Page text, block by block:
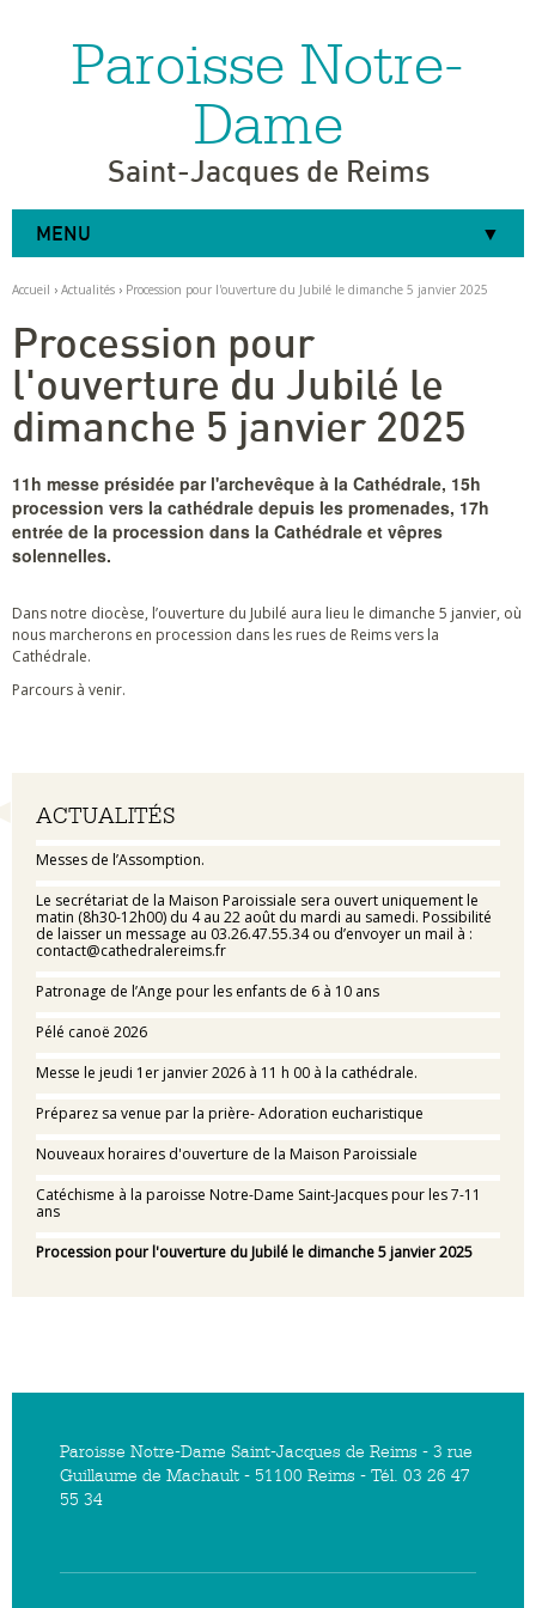
Paroisse Notre-
Dame
Saint-Jacques de Reims
MENU
Accueil › Actualités › Procession pour l'ouverture du Jubilé le dimanche 5 janvier 2025
Navigation
ACTUALITÉS
Messes de l’Assomption.
Le secrétariat de la Maison Paroissiale sera ouvert uniquement le
matin (8h30-12h00) du 4 au 22 août du mardi au samedi. Possibilité
de laisser un message au 03.26.47.55.34 ou d’envoyer un mail à :
contact@cathedralereims.fr
Patronage de l’Ange pour les enfants de 6 à 10 ans
Pélé canoë 2026
Messe le jeudi 1er janvier 2026 à 11 h 00 à la cathédrale.
Préparez sa venue par la prière- Adoration eucharistique
Nouveaux horaires d'ouverture de la Maison Paroissiale
Catéchisme à la paroisse Notre-Dame Saint-Jacques pour les 7-11
ans
Procession pour l'ouverture du Jubilé le dimanche 5 janvier 2025
Procession pour
l'ouverture du Jubilé le
dimanche 5 janvier 2025
11h messe présidée par l'archevêque à la Cathédrale, 15h
procession vers la cathédrale depuis les promenades, 17h
entrée de la procession dans la Cathédrale et vêpres
solennelles.
Dans notre diocèse, l’ouverture du Jubilé aura lieu le dimanche 5 janvier, où
nous marcherons en procession dans les rues de Reims vers la
Cathédrale.
Parcours à venir.
Paroisse Notre-Dame Saint-Jacques de Reims - 3 rue
Guillaume de Machault - 51100 Reims - Tél. 03 26 47
55 34